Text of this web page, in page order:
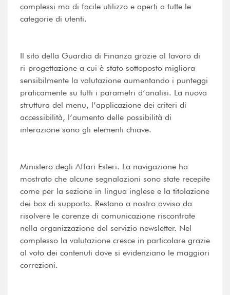
complessi ma di facile utilizzo e aperti a tutte le
categorie di utenti.
Il sito della Guardia di Finanza grazie al lavoro di
ri-progettazione a cui è stato sottoposto migliora
sensibilmente la valutazione aumentando i punteggi
praticamente su tutti i parametri d’analisi. La nuova
struttura del menu, l’applicazione dei criteri di
accessibilità, l’aumento delle possibilità di
interazione sono gli elementi chiave.
Ministero degli Affari Esteri. La navigazione ha
mostrato che alcune segnalazioni sono state recepite
come per la sezione in lingua inglese e la titolazione
dei box di supporto. Restano a nostro avviso da
risolvere le carenze di comunicazione riscontrate
nella organizzazione del servizio newsletter. Nel
complesso la valutazione cresce in particolare grazie
al voto dei contenuti dove si evidenziano le maggiori
correzioni.